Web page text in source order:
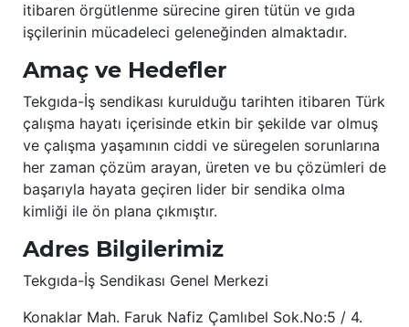
itibaren örgütlenme sürecine giren tütün ve gıda
işçilerinin mücadeleci geleneğinden almaktadır.
Amaç ve Hedefler
Tekgıda-İş sendikası kurulduğu tarihten itibaren Türk
çalışma hayatı içerisinde etkin bir şekilde var olmuş
ve çalışma yaşamının ciddi ve süregelen sorunlarına
her zaman çözüm arayan, üreten ve bu çözümleri de
başarıyla hayata geçiren lider bir sendika olma
kimliği ile ön plana çıkmıştır.
Adres Bilgilerimiz
Tekgıda-İş Sendikası Genel Merkezi
Konaklar Mah. Faruk Nafiz Çamlıbel Sok.No:5 / 4.